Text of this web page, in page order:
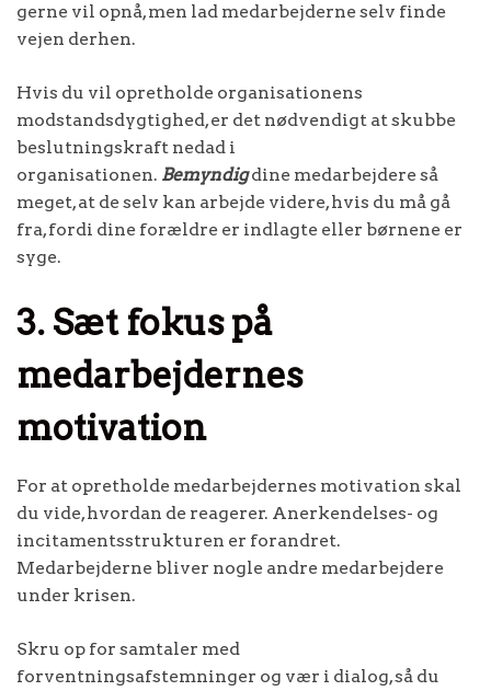
gerne vil opnå, men lad medarbejderne selv finde
vejen derhen.
Hvis du vil opretholde organisationens
modstandsdygtighed, er det nødvendigt at skubbe
beslutningskraft nedad i
organisationen. Bemyndigdine medarbejdere så
meget, at de selv kan arbejde videre, hvis du må gå
fra, fordi dine forældre er indlagte eller børnene er
syge.
3. Sæt fokus på
medarbejdernes
motivation
For at opretholde medarbejdernes motivation skal
du vide, hvordan de reagerer. Anerkendelses- og
incitamentsstrukturen er forandret.
Medarbejderne bliver nogle andre medarbejdere
under krisen.
Skru op for samtaler med
forventningsafstemninger og vær i dialog, så du